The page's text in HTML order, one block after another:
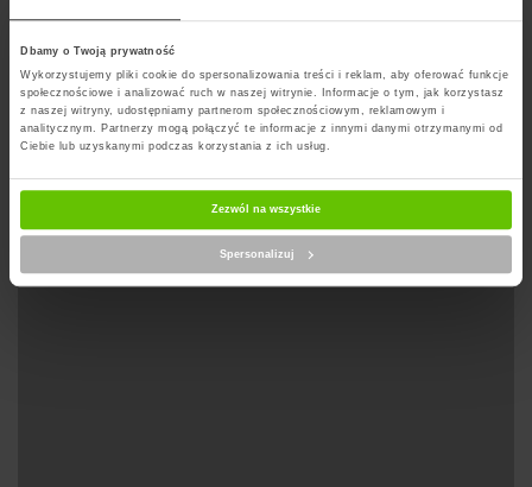
Dbamy o Twoją prywatność
Wykorzystujemy pliki cookie do spersonalizowania treści i reklam, aby oferować funkcje
społecznościowe i analizować ruch w naszej witrynie. Informacje o tym, jak korzystasz
z naszej witryny, udostępniamy partnerom społecznościowym, reklamowym i
analitycznym. Partnerzy mogą połączyć te informacje z innymi danymi otrzymanymi od
Ciebie lub uzyskanymi podczas korzystania z ich usług.
Zezwól na wszystkie
Spersonalizuj
Wyznacz trase na mapie